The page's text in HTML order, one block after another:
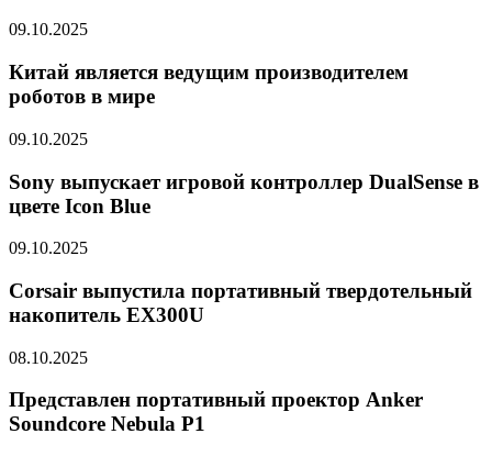
09.10.2025
Китай является ведущим производителем
роботов в мире
09.10.2025
Sony выпускает игровой контроллер DualSense в
цвете Icon Blue
09.10.2025
Corsair выпустила портативный твердотельный
накопитель EX300U
08.10.2025
Представлен портативный проектор Anker
Soundcore Nebula P1